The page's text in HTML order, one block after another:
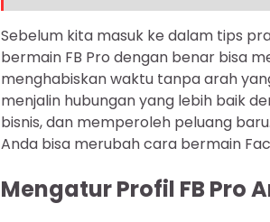
Sebelum kita masuk ke dalam tips
bermain FB Pro dengan benar bisa
menghabiskan waktu tanpa arah
menjalin hubungan yang lebih baik
bisnis, dan memperoleh peluang
Anda bisa merubah cara bermain
Mengatur Profil FB Pro